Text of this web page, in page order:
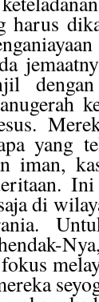
harus
yang
iman,
di